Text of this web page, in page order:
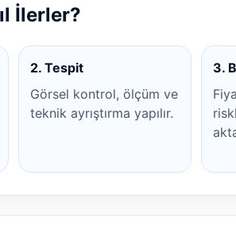
İlerler?
2. Tespit
Görsel kontrol, ölçüm ve
teknik ayrıştırma yapılır.
3.